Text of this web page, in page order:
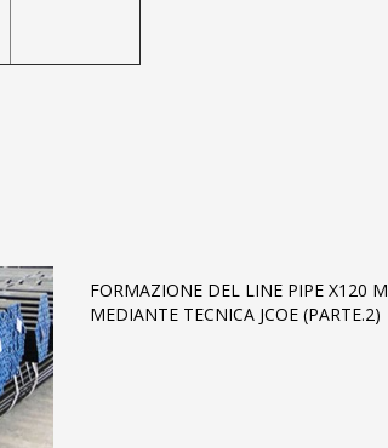
FORMAZIONE DEL LINE PIPE X120 M
MEDIANTE TECNICA JCOE (PARTE.2)